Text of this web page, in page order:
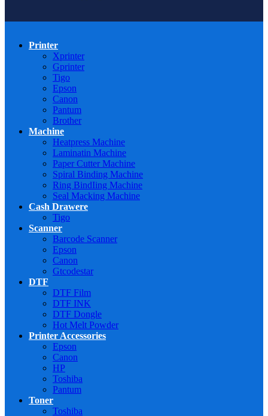
Printer
Xprinter
Gprinter
Tigo
Epson
Canon
Pantum
Brother
Machine
Heatpress Machine
Laminatin Machine
Paper Cutter Machine
Spiral Binding Machine
Ring BindIing Machine
Seal Macking Machine
Cash Drawere
Tigo
Scanner
Barcode Scanner
Epson
Canon
Gtcodestar
DTF
DTF Film
DTF INK
DTF Dongle
Hot Melt Powder
Printer Accessories
Epson
Canon
HP
Toshiba
Pantum
Toner
Toshiba